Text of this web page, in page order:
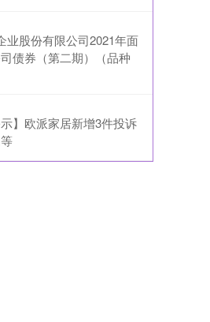
业股份有限公司2021年面
债券（第二期）（品种
】欧派家居新增3件投诉